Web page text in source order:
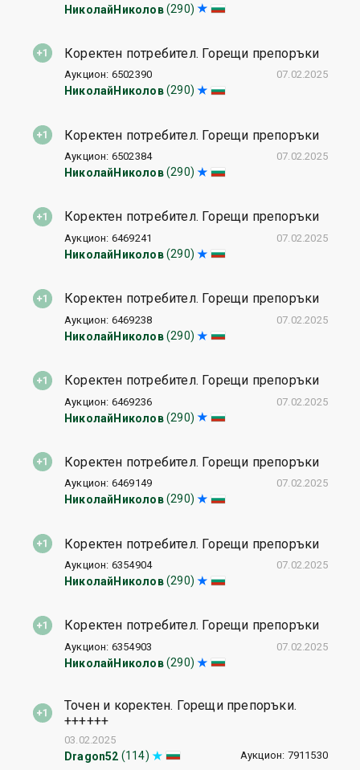
НиколайНиколов (290)
Коректен потребител. Горещи препоръки
НиколайНиколов (290)
Аукцион: 6502390 07.02.2025
Коректен потребител. Горещи препоръки
НиколайНиколов (290)
Аукцион: 6502384 07.02.2025
Коректен потребител. Горещи препоръки
НиколайНиколов (290)
Аукцион: 6469241 07.02.2025
Коректен потребител. Горещи препоръки
НиколайНиколов (290)
Аукцион: 6469238 07.02.2025
Коректен потребител. Горещи препоръки
НиколайНиколов (290)
Аукцион: 6469236 07.02.2025
Коректен потребител. Горещи препоръки
НиколайНиколов (290)
Аукцион: 6469149 07.02.2025
Коректен потребител. Горещи препоръки
НиколайНиколов (290)
Аукцион: 6354904 07.02.2025
Коректен потребител. Горещи препоръки
НиколайНиколов (290)
Аукцион: 6354903 07.02.2025
Точен и коректен. Горещи препоръки.
++++++
Dragon52 (114) Аукцион: 7911530
03.02.2025